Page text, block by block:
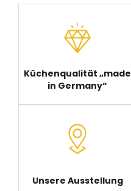
Küchenqualität „made
in Germany“
Unsere Ausstellung